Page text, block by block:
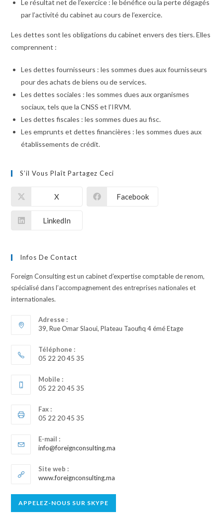
Le résultat net de l’exercice : le bénéfice ou la perte dégagés
par l’activité du cabinet au cours de l’exercice.
Les dettes sont les obligations du cabinet envers des tiers. Elles
comprennent :
Les dettes fournisseurs : les sommes dues aux fournisseurs
pour des achats de biens ou de services.
Les dettes sociales : les sommes dues aux organismes
sociaux, tels que la CNSS et l’IRVM.
Les dettes fiscales : les sommes dues au fisc.
Les emprunts et dettes financières : les sommes dues aux
établissements de crédit.
S’il Vous Plaît Partagez Ceci
X Facebook
LinkedIn
Infos De Contact
Foreign Consulting est un cabinet d’expertise comptable de renom,
spécialisé dans l’accompagnement des entreprises nationales et
internationales.
Adresse :
39, Rue Omar Slaoui, Plateau Taoufiq 4 émé Etage
Téléphone :
05 22 20 45 35
Mobile :
05 22 20 45 35
Fax :
05 22 20 45 35
E-mail :
info@foreignconsulting.ma
Site web :
www.foreignconsulting.ma
APPELEZ-NOUS SUR SKYPE
dans